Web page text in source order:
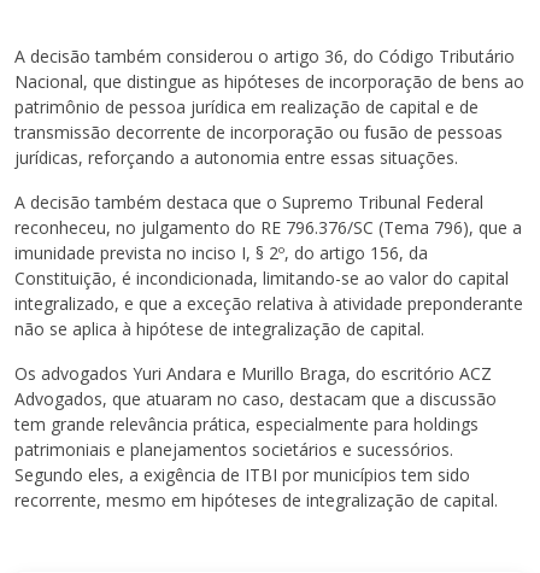
A decisão também considerou o artigo 36, do Código Tributário
Nacional, que distingue as hipóteses de incorporação de bens ao
patrimônio de pessoa jurídica em realização de capital e de
transmissão decorrente de incorporação ou fusão de pessoas
jurídicas, reforçando a autonomia entre essas situações.
A decisão também destaca que o Supremo Tribunal Federal
reconheceu, no julgamento do RE 796.376/SC (Tema 796), que a
imunidade prevista no inciso I, § 2º, do artigo 156, da
Constituição, é incondicionada, limitando-se ao valor do capital
integralizado, e que a exceção relativa à atividade preponderante
não se aplica à hipótese de integralização de capital.
Os advogados Yuri Andara e Murillo Braga, do escritório ACZ
Advogados, que atuaram no caso, destacam que a discussão
tem grande relevância prática, especialmente para holdings
patrimoniais e planejamentos societários e sucessórios.
Segundo eles, a exigência de ITBI por municípios tem sido
recorrente, mesmo em hipóteses de integralização de capital.